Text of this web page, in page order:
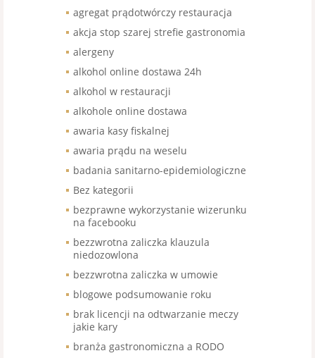
agregat prądotwórczy restauracja
akcja stop szarej strefie gastronomia
alergeny
alkohol online dostawa 24h
alkohol w restauracji
alkohole online dostawa
awaria kasy fiskalnej
awaria prądu na weselu
badania sanitarno-epidemiologiczne
Bez kategorii
bezprawne wykorzystanie wizerunku
na facebooku
bezzwrotna zaliczka klauzula
niedozowlona
bezzwrotna zaliczka w umowie
blogowe podsumowanie roku
brak licencji na odtwarzanie meczy
jakie kary
branża gastronomiczna a RODO